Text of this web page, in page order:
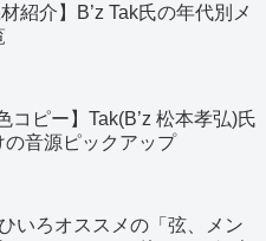
材紹介】B’z Tak氏の年代別メ
コピー】Tak(B’z 松本孝弘)氏
の音源ピックアップ
いろオススメの「弦、メン